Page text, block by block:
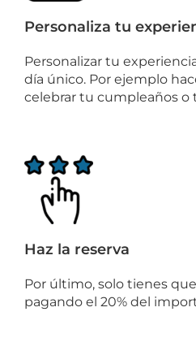
Personaliza tu
Personalizar tu
día único. Por ejemplo
celebrar tu cumpleaños o
Haz la reserva
Por último, solo tienes
pagando el 20% del